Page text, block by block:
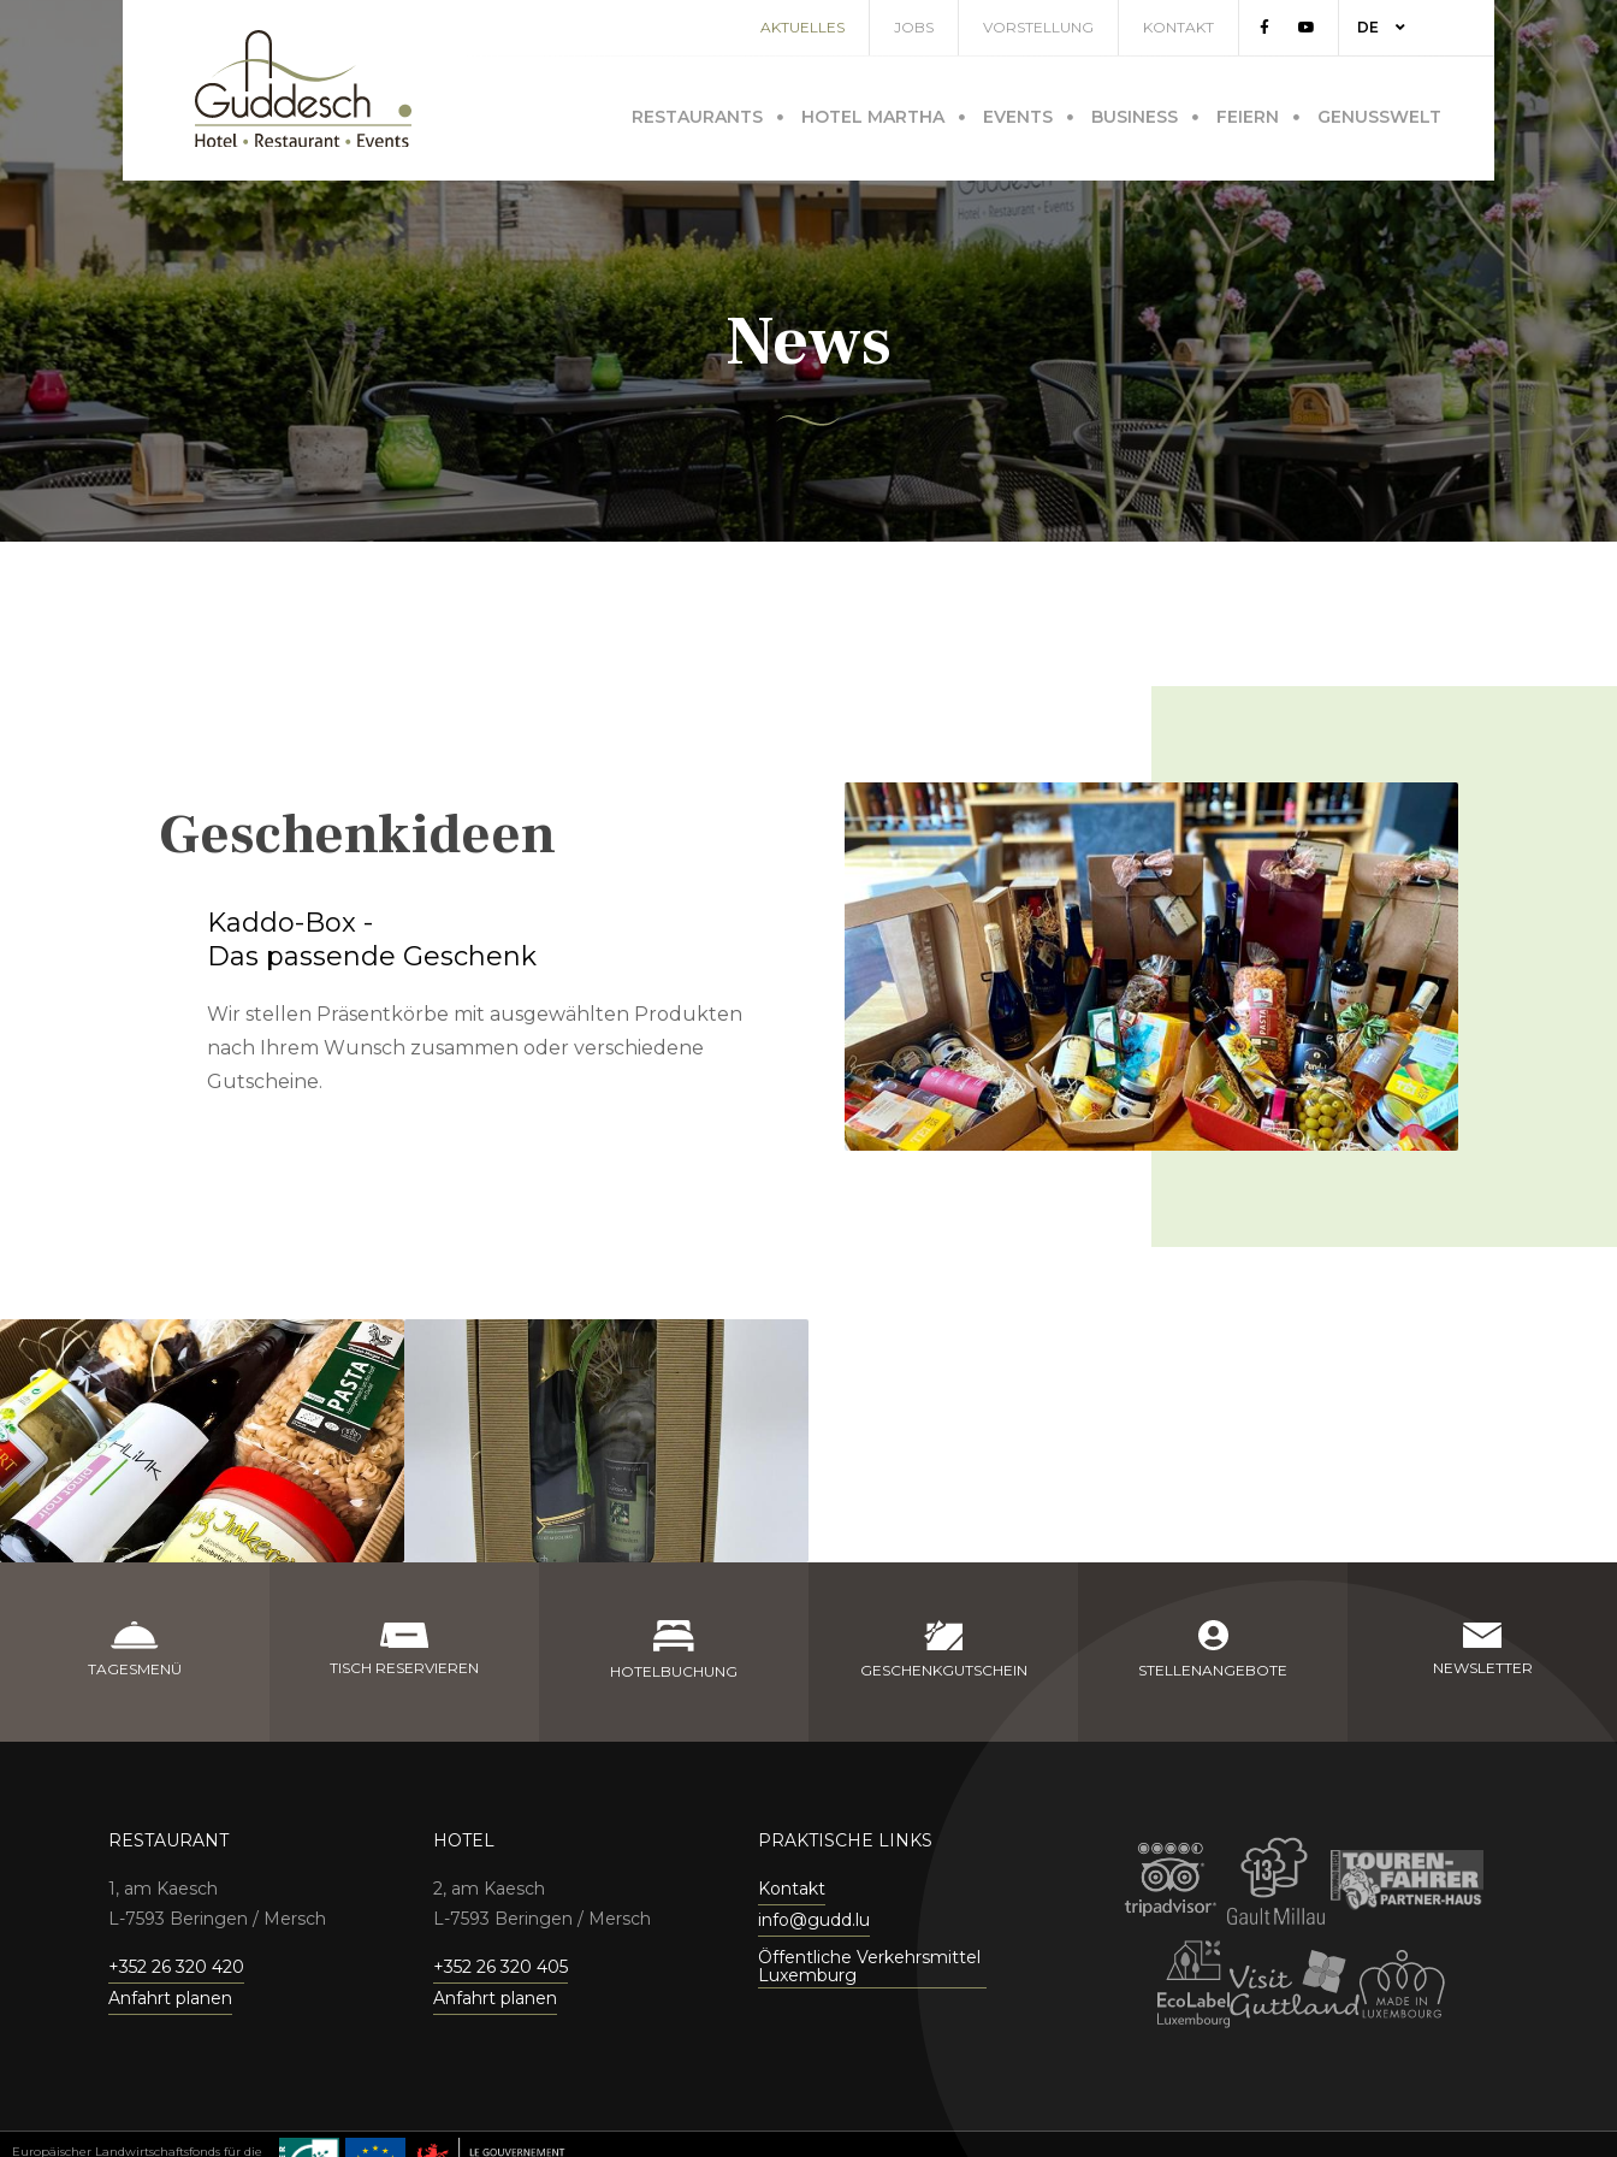
AKTUELLES JOBS VORSTELLUNG KONTAKT DE
RESTAURANTS HOTEL MARTHA EVENTS BUSINESS FEIERN GENUSSWELT
News
Geschenkideen
Kaddo-Box -
Das passende Geschenk
Wir stellen Präsentkörbe mit ausgewählten Produkten
nach Ihrem Wunsch zusammen oder verschiedene
Gutscheine.
TAGESMENÜ TISCH RESERVIEREN HOTELBUCHUNG GESCHENKGUTSCHEIN STELLENANGEBOTE NEWSLETTER
RESTAURANT
1, am Kaesch
7593 Beringen / Mersch
+352 26 320 420
Anfahrt planen
HOTEL
2, am Kaesch
7593 Beringen / Mersch
+352 26 320 405
Anfahrt planen
PRAKTISCHE LINKS
Kontakt
info@gudd.lu
Öffentliche Verkehrsmittel
Luxemburg
Europäischer Landwirtschaftsfonds für die